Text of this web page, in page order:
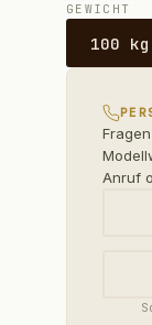
GEWICHT
100 kg
Anruf